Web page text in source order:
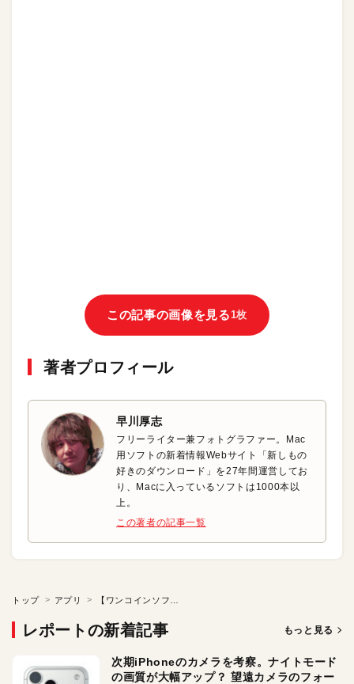
この記事の画像を見る 1枚
著者プロフィール
早川厚志
フリーライター兼フォトグラファー。Mac
用ソフトの新着情報Webサイト「新しもの
好きのダウンロード」を27年間運営してお
り、Macに入っているソフトは1000本以
上。
この著者の記事一覧
トップ アプリ
レポートの新着記事 もっと見る
次期iPhoneのカメラを考察。ナイトモード
の画質が大幅アップ？ 望遠カメラのフォー